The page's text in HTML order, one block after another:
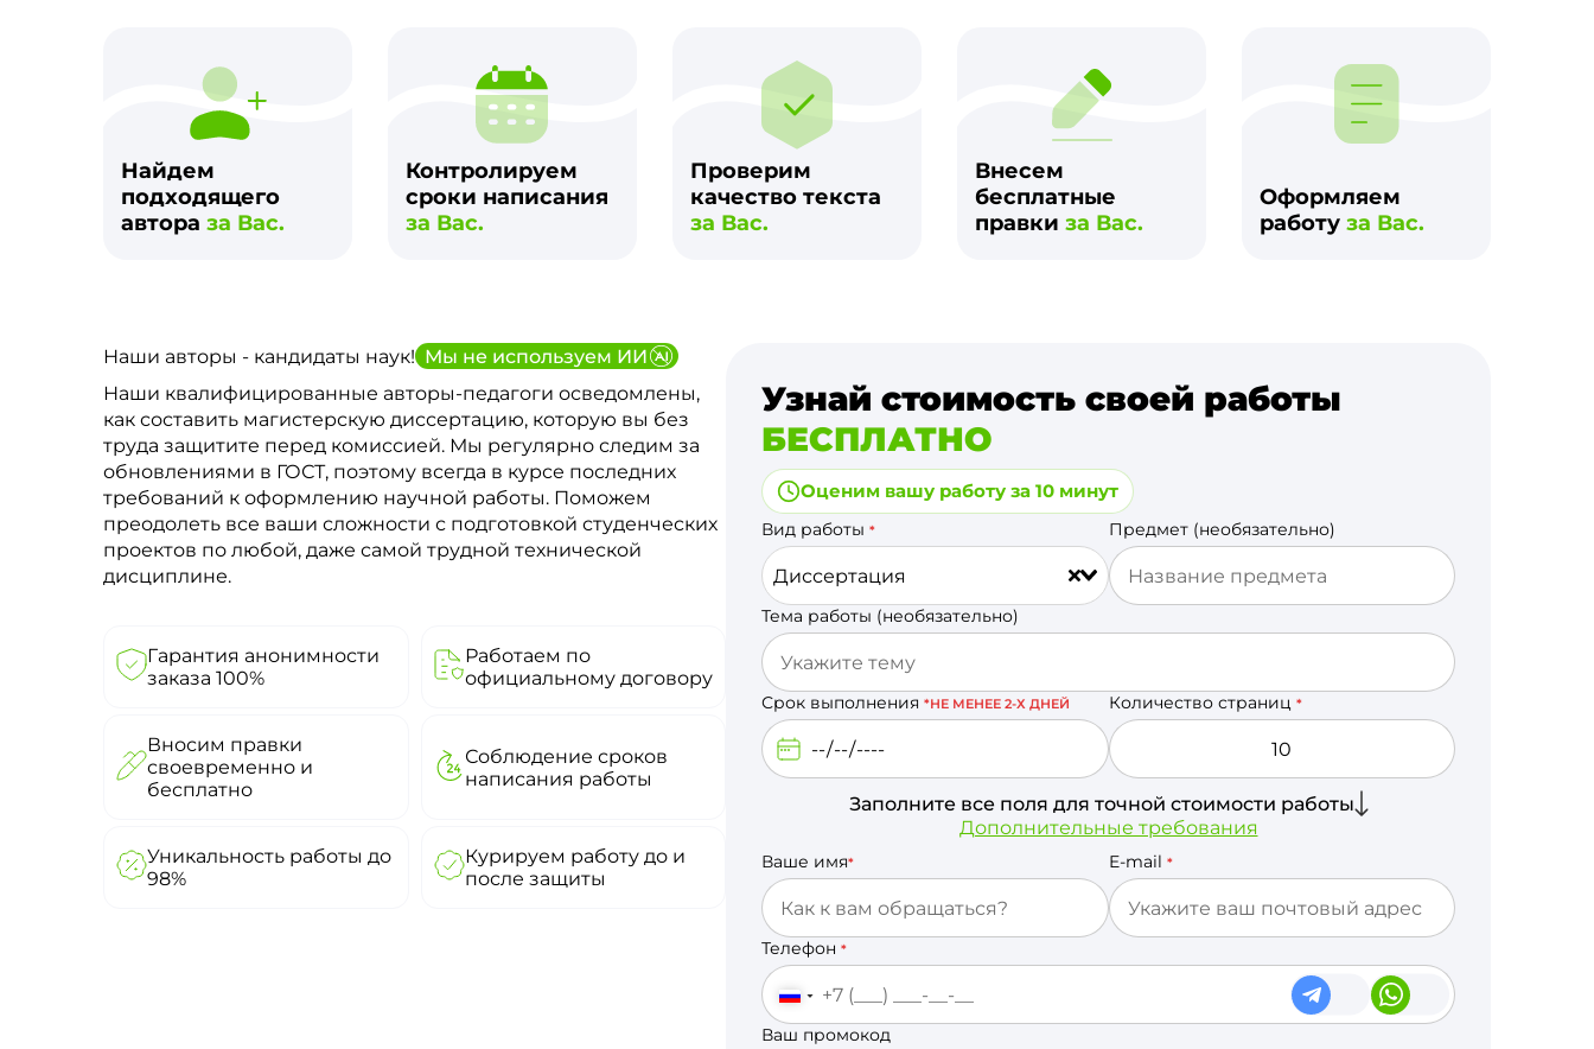
Найдем
подходящего
автора за Вас.
Контролируем
сроки написания
за Вас.
Проверим
качество текста
за Вас.
Внесем
бесплатные
правки за Вас.
Оформляем
работу за Вас.
Наши авторы - кандидаты наук! Мы не используем ИИ
Наши квалифицированные авторы-педагоги осведомлены,
как составить магистерскую диссертацию, которую вы без
труда защитите перед комиссией. Мы регулярно следим за
обновлениями в ГОСТ, поэтому всегда в курсе последних
требований к оформлению научной работы. Поможем
преодолеть все ваши сложности с подготовкой студенческих
проектов по любой, даже самой трудной технической
дисциплине.
Гарантия анонимности
заказа 100%
Работаем по
официальному договору
Вносим правки
своевременно и
бесплатно
Соблюдение сроков
написания работы
Уникальность работы до
98%
Курируем работу до и
после защиты
Узнай стоимость своей работы
БЕСПЛАТНО
Оценим вашу работу за 10 минут
Вид работы *
Диссертация
Предмет (необязательно)
Тема работы (необязательно)
Срок выполнения *НЕ МЕНЕЕ 2-Х ДНЕЙ Количество страниц *
Заполните все поля для точной стоимости работы
Дополнительные требования
Ваше имя* E-mail *
Телефон *
Ваш промокод